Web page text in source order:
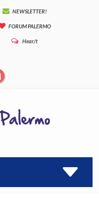
NEWSLETTER!
FORUM PALERMO
Hear/t